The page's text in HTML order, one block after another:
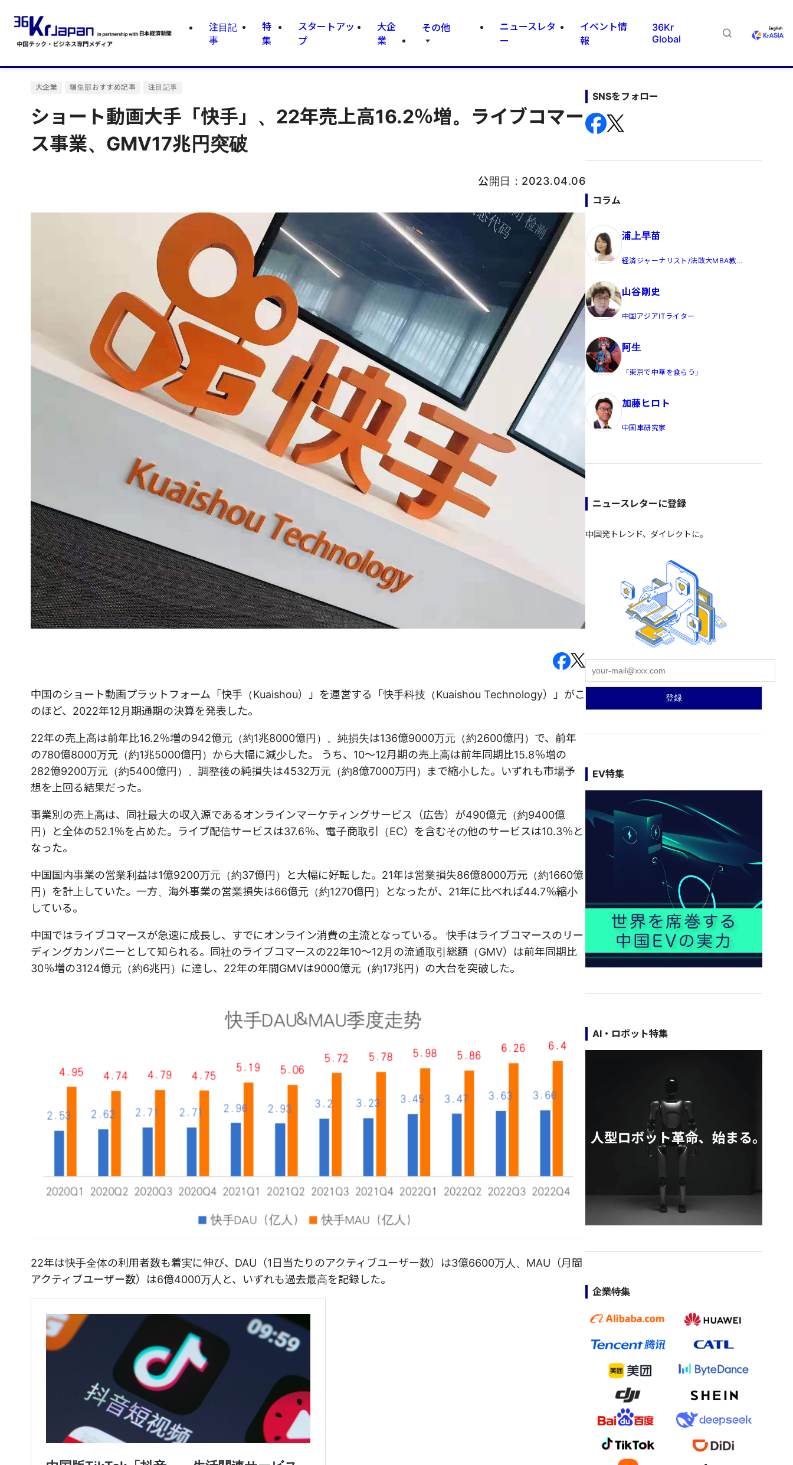
注目記
事
特
集
スタートアッ
プ
大企
業
その他
ニュースレタ
ー
イベント情
報
36Kr
Global
大企業 編集部おすすめ記事 注目記事
ショート動画大手「快手」、22年売上高16.2％増。ライブコマー
ス事業、GMV17兆円突破
公開日： 2023.04.06
中国のショート動画プラットフォーム「快手（Kuaishou）」を運営する「快手科技（Kuaishou Technology）」がこ
のほど、2022年12月期通期の決算を発表した。
22年の売上高は前年比16.2％増の942億元（約1兆8000億円）。純損失は136億9000万元（約2600億円）で、前年
の780億8000万元（約1兆5000億円）から大幅に減少した。 うち、10〜12月期の売上高は前年同期比15.8％増の
282億9200万元（約5400億円）、調整後の純損失は4532万元（約8億7000万円）まで縮小した。いずれも市場予
想を上回る結果だった。
事業別の売上高は、同社最大の収入源であるオンラインマーケティングサービス（広告）が490億元（約9400億
円）と全体の52.1％を占めた。ライブ配信サービスは37.6％、電子商取引（EC）を含むその他のサービスは10.3％と
なった。
中国国内事業の営業利益は1億9200万元（約37億円）と大幅に好転した。21年は営業損失86億8000万元（約1660億
円）を計上していた。一方、海外事業の営業損失は66億元（約1270億円）となったが、21年に比べれば44.7％縮小
している。
中国ではライブコマースが急速に成長し、すでにオンライン消費の主流となっている。 快手はライブコマースのリー
ディングカンパニーとして知られる。同社のライブコマースの22年10〜12月の流通取引総額（GMV）は前年同期比
30％増の3124億元（約6兆円）に達し、22年の年間GMVは9000億元（約17兆円）の大台を突破した。
22年は快手全体の利用者数も着実に伸び、DAU（1日当たりのアクティブユーザー数）は3億6600万人、MAU（月間
アクティブユーザー数）は6億4000万人と、いずれも過去最高を記録した。
SNSをフォロー
コラム
浦上早苗
経済ジャーナリスト/法政大MBA教
山谷剛史
中国アジアITライター
阿生
「東京で中華を食らう」
加藤ヒロト
中国車研究家
ニュースレターに登録
中国発トレンド、ダイレクトに。
EV特集
AI・ロボット特集
企業特集